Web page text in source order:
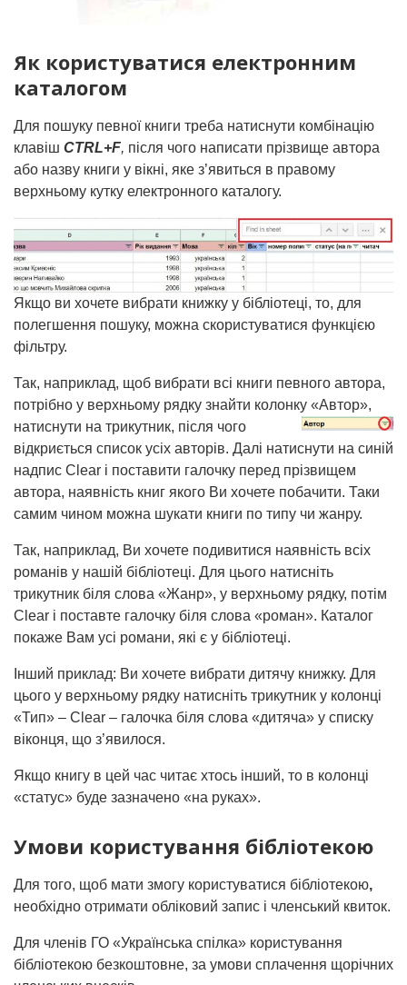
Як користуватися електронним
каталогом
Для пошуку певної книги треба натиснути комбінацію
клавіш CTRL+F, після чого написати прізвище автора
або назву книги у вікні, яке з’явиться в правому
верхньому кутку електронного каталогу.
Якщо ви хочете вибрати книжку у бібліотеці, то, для
полегшення пошуку, можна скористуватися функцією
фільтру.
Так, наприклад, щоб вибрати всі книги певного автора,
потрібно у верхньому рядку знайти колонку «Автор»,
натиснути на трикутник, після чого
відкриється список усіх авторів. Далі натиснути на синій
надпис Clear і поставити галочку перед прізвищем
автора, наявність книг якого Ви хочете побачити. Таки
самим чином можна шукати книги по типу чи жанру.
Так, наприклад, Ви хочете подивитися наявність всіх
романів у нашій бібліотеці. Для цього натисніть
трикутник біля слова «Жанр», у верхньому рядку, потім
Clear і поставте галочку біля слова «роман». Каталог
покаже Вам усі романи, які є у бібліотеці.
Інший приклад: Ви хочете вибрати дитячу книжку. Для
цього у верхньому рядку натисніть трикутник у колонці
«Тип» – Clear – галочка біля слова «дитяча» у списку
віконця, що з’явилося.
Якщо книгу в цей час читає хтось інший, то в колонці
«статус» буде зазначено «на руках».
Умови користування бібліотекою
Для того, щоб мати змогу користуватися бібліотекою,
необхідно отримати обліковий запис і членський квиток.
Для членів ГО «Українська спілка» користування
бібліотекою безкоштовне, за умови сплачення щорічних